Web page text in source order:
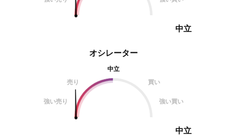
オシレーター
中立
売り
買い
強い売り 強い買い
中立
中立